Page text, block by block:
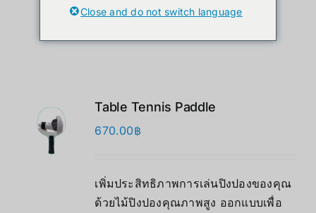
Table Tennis Paddle
670.00฿
เพิ่มประสิทธิภาพการเล่นปิงปองของคุณ
ด้วยไม้ปิงปองคุณภาพสูง ออกแบบเพื่อ
Close and do not switch language